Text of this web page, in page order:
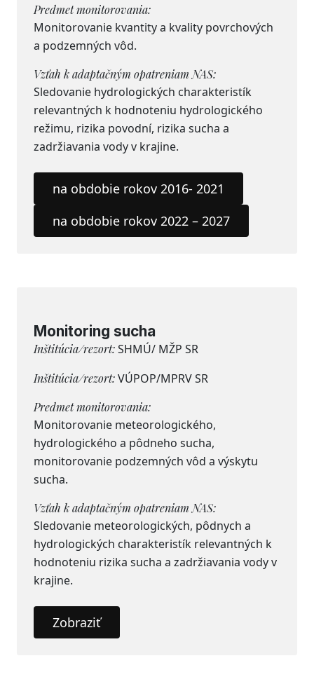
Predmet monitorovania:
Monitorovanie kvantity a kvality povrchových
a podzemných vôd.
Vzťah k adaptačným opatreniam NAS:
Sledovanie hydrologických charakteristík
relevantných k hodnoteniu hydrologického
režimu, rizika povodní, rizika sucha a
zadržiavania vody v krajine.
na obdobie rokov 2016- 2021
na obdobie rokov 2022 – 2027
Monitoring sucha
Inštitúcia/rezort:SHMÚ/ MŽP SR
Inštitúcia/rezort:VÚPOP/MPRV SR
Predmet monitorovania:
Monitorovanie meteorologického,
hydrologického a pôdneho sucha,
monitorovanie podzemných vôd a výskytu
sucha.
Vzťah k adaptačným opatreniam NAS:
Sledovanie meteorologických, pôdnych a
hydrologických charakteristík relevantných k
hodnoteniu rizika sucha a zadržiavania vody v
krajine.
Zobraziť